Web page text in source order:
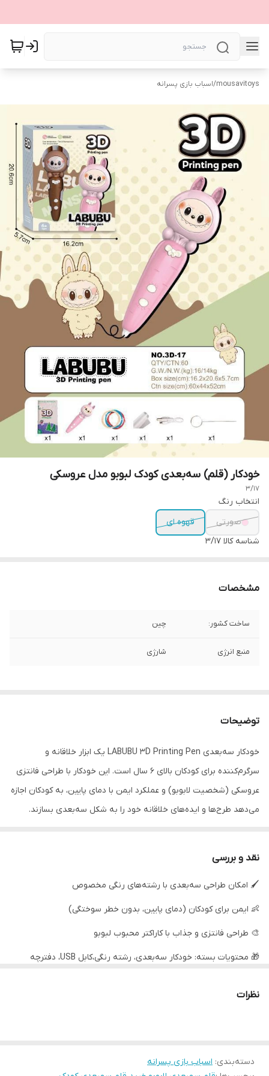
mousavitoys
/اسباب بازی پسرانه
خودکار (قلم) سه‌بعدی کودک لبوبو مدل عروسکی
3/17
انتخاب رنگ
صورتی
قهوه ای
شناسه کالا 3/17
مشخصات
ساخت کشور: چین
منبع انرژی شارژی
توضیحات
خودکار سه‌بعدی LABUBU 3D Printing Pen یک ابزار خلاقانه و
سرگرم‌کننده برای کودکان بالای ۶ سال است. این خودکار با طراحی فانتزی
عروسکی (شخصیت لابوبو) و عملکرد ایمن با دمای پایین، به کودکان اجازه
می‌دهد طرح‌ها و ایده‌های خلاقانه خود را به شکل سه‌بعدی بسازند.
نقد و بررسی
🖌 امکان طراحی سه‌بعدی با رشته‌های رنگی مخصوص
👶 ایمن برای کودکان (دمای پایین، بدون خطر سوختگی)
🎨 طراحی فانتزی و جذاب با کاراکتر محبوب لبوبو
🎁 محتویات بسته: خودکار سه‌بعدی، رشته رنگی،کابل USB، دفترچه
📏 ابعاد جعبه: 20.6×16.2×5.7 سانتی‌متر
نظرات
دسته‌بندی: اسباب بازی پسرانه